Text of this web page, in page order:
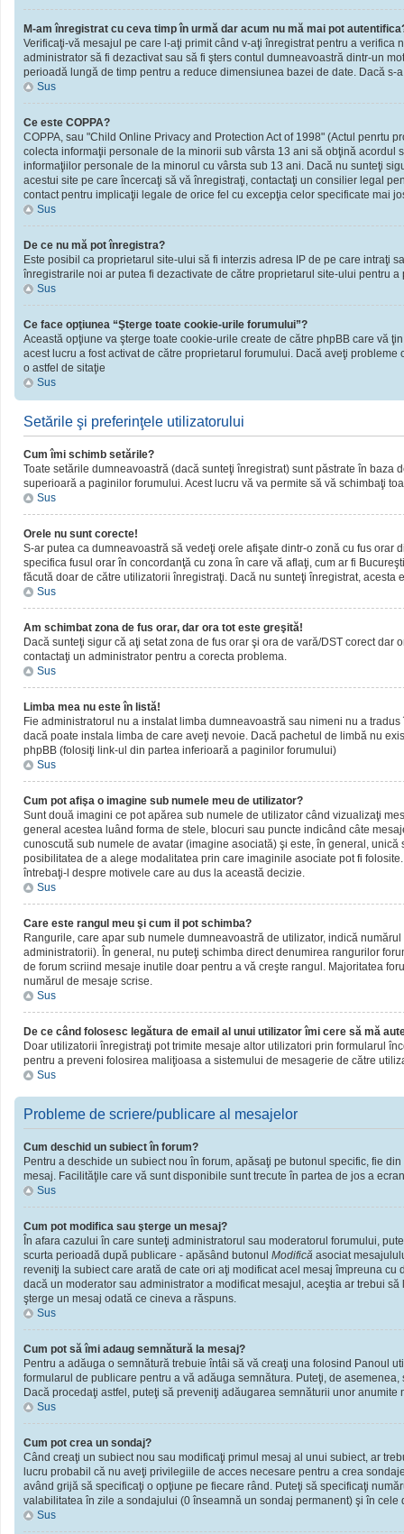
M-am înregistrat cu ceva timp în urmă dar acum nu mă mai pot
Verificaţi-vă mesajul pe care l-aţi primit când v-aţi înregistrat pentru a
administrator să fi dezactivat sau să fi şters contul dumneavoastră dintr-un
perioadă lungă de timp pentru a reduce dimensiunea bazei de date. Dacă
Sus
Ce este COPPA?
COPPA, sau "Child Online Privacy and Protection Act of 1998" (Actul penrtu
colecta informaţii personale de la minorii sub vârsta 13 ani să obţină
informaţiilor personale de la minorul cu vârsta sub 13 ani. Dacă nu sunteţi
acestui site pe care încercaţi să vă înregistraţi, contactaţi un consilier legal
contact pentru implicaţii legale de orice fel cu excepţia celor specificate mai
Sus
De ce nu mă pot înregistra?
Este posibil ca proprietarul site-ului să fi interzis adresa IP de pe care intraţi
înregistrarile noi ar putea fi dezactivate de către proprietarul site-ului pentru
Sus
Ce face opţiunea “Şterge toate cookie-urile forumului”?
Această opţiune va şterge toate cookie-urile create de către phpBB care vă
acest lucru a fost activat de către proprietarul forumului. Dacă aveţi
o astfel de sitaţie
Sus
Setările şi preferinţele utilizatorului
Cum îmi schimb setările?
Toate setările dumneavoastră (dacă sunteţi înregistrat) sunt păstrate în
superioară a paginilor forumului. Acest lucru vă va permite să vă schimbaţi
Sus
Orele nu sunt corecte!
S-ar putea ca dumneavoastră să vedeţi orele afişate dintr-o zonă cu fus
specifica fusul orar în concordanţă cu zona în care vă aflaţi, cum ar fi
făcută doar de către utilizatorii înregistraţi. Dacă nu sunteţi înregistrat, acesta
Sus
Am schimbat zona de fus orar, dar ora tot este greşită!
Dacă sunteţi sigur că aţi setat zona de fus orar şi ora de vară/DST corect
contactaţi un administrator pentru a corecta problema.
Sus
Limba mea nu este în listă!
Fie administratorul nu a instalat limba dumneavoastră sau nimeni nu a
dacă poate instala limba de care aveţi nevoie. Dacă pachetul de limbă nu
phpBB (folosiţi link-ul din partea inferioară a paginilor forumului)
Sus
Cum pot afişa o imagine sub numele meu de utilizator?
Sunt două imagini ce pot apărea sub numele de utilizator când vizualizaţi
general acestea luând forma de stele, blocuri sau puncte indicând câte
cunoscută sub numele de avatar (imagine asociată) şi este, în general,
posibilitatea de a alege modalitatea prin care imaginile asociate pot fi
întrebaţi-l despre motivele care au dus la această decizie.
Sus
Care este rangul meu şi cum il pot schimba?
Rangurile, care apar sub numele dumneavoastră de utilizator, indică
administratorii). În general, nu puteţi schimba direct denumirea rangurilor
de forum scriind mesaje inutile doar pentru a vă creşte rangul. Majoritatea
numărul de mesaje scrise.
Sus
De ce când folosesc legătura de email al unui utilizator îmi cere să mă
Doar utilizatorii înregistraţi pot trimite mesaje altor utilizatori prin formularul
pentru a preveni folosirea maliţioasa a sistemului de mesagerie de către
Sus
Probleme de scriere/publicare al mesajelor
Cum deschid un subiect în forum?
Pentru a deschide un subiect nou în forum, apăsaţi pe butonul specific, fie
mesaj. Facilităţile care vă sunt disponibile sunt trecute în partea de jos a
Sus
Cum pot modifica sau şterge un mesaj?
În afara cazului în care sunteţi administratorul sau moderatorul forumului,
scurta perioadă după publicare - apăsând butonul Modifică asociat
reveniţi la subiect care arată de cate ori aţi modificat acel mesaj împreuna
dacă un moderator sau administrator a modificat mesajul, aceştia ar trebui
şterge un mesaj odată ce cineva a răspuns.
Sus
Cum pot să îmi adaug semnătură la mesaj?
Pentru a adăuga o semnătură trebuie întâi să vă creaţi una folosind Panoul
formularul de publicare pentru a vă adăuga semnătura. Puteţi, de
Dacă procedaţi astfel, puteţi să preveniţi adăugarea semnăturii unor
Sus
Cum pot crea un sondaj?
Când creaţi un subiect nou sau modificaţi primul mesaj al unui subiect, ar
lucru probabil că nu aveţi privilegiile de acces necesare pentru a crea
având grijă să specificaţi o opţiune pe fiecare rând. Puteţi să specificaţi
valabilitatea în zile a sondajului (0 înseamnă un sondaj permanent) şi în
Sus